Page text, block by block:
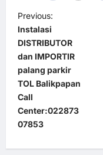
P
o
s
t
n
a
v
i
Previous:
Instalasi
DISTRIBUTOR
dan IMPORTIR
palang parkir
TOL Balikpapan
Call
Center:022873
07853